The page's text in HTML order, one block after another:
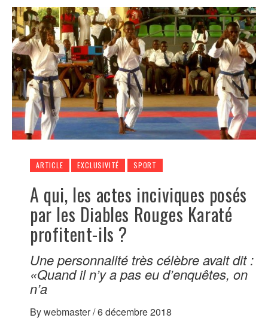
ARTICLE EXCLUSIVITÉ SPORT
A qui, les actes inciviques posés
par les Diables Rouges Karaté
profitent-ils ?
Une personnalité très célèbre avait dit :
«Quand il n’y a pas eu d’enquêtes, on
n’a
Bywebmaster/6 décembre 2018